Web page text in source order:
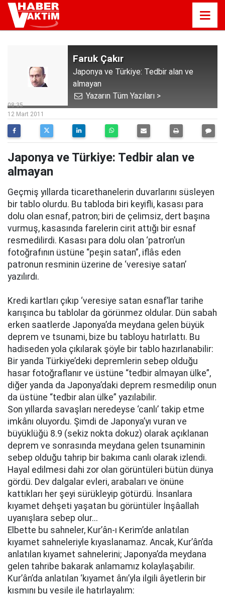
Faruk Çakır
Japonya ve Türkiye: Tedbir alan ve
almayan
Yazarın Tüm Yazıları >
08:35
12 Mart 2011
Japonya ve Türkiye: Tedbir alan ve
almayan
Geçmiş yıllarda ticarethanelerin duvarlarını süsleyen
bir tablo olurdu. Bu tabloda biri keyifli, kasası para
dolu olan esnaf, patron; biri de çelimsiz, dert başına
vurmuş, kasasında farelerin cirit attığı bir esnaf
resmedilirdi. Kasası para dolu olan ‘patron’un
fotoğrafının üstüne “peşin satan”, iflâs eden
patronun resminin üzerine de ‘veresiye satan’
yazılırdı.
Kredi kartları çıkıp ‘veresiye satan esnaf’lar tarihe
karışınca bu tablolar da görünmez oldular. Dün sabah
erken saatlerde Japonya’da meydana gelen büyük
deprem ve tsunami, bize bu tabloyu hatırlattı. Bu
hadiseden yola çıkılarak şöyle bir tablo hazırlanabilir:
Bir yanda Türkiye’deki depremlerin sebep olduğu
hasar fotoğraflanır ve üstüne “tedbir almayan ülke”,
diğer yanda da Japonya’daki deprem resmedilip onun
da üstüne “tedbir alan ülke” yazılabilir.
Son yıllarda savaşları neredeyse ‘canlı’ takip etme
imkânı oluyordu. Şimdi de Japonya’yı vuran ve
büyüklüğü 8.9 (sekiz nokta dokuz) olarak açıklanan
deprem ve sonrasında meydana gelen tsunaminin
sebep olduğu tahrip bir bakıma canlı olarak izlendi.
Hayal edilmesi dahi zor olan görüntüleri bütün dünya
gördü. Dev dalgalar evleri, arabaları ve önüne
kattıkları her şeyi sürükleyip götürdü. İnsanlara
kıyamet dehşeti yaşatan bu görüntüler İnşâallah
uyanışlara sebep olur...
Elbette bu sahneler, Kur’ân-ı Kerim’de anlatılan
kıyamet sahneleriyle kıyaslanamaz. Ancak, Kur’ân’da
anlatılan kıyamet sahnelerini; Japonya’da meydana
gelen tahribe bakarak anlamamız kolaylaşabilir.
Kur’ân’da anlatılan ‘kıyamet ânı’yla ilgili âyetlerin bir
kısmını bu vesile ile hatırlayalım: